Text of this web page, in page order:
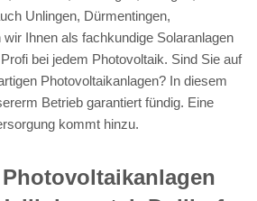
Unlingen, Dürmentingen,
Ihnen als fachkundige Solaranlagen
bei jedem Photovoltaik. Sind Sie auf
Photovoltaikanlagen? In diesem
Betrieb garantiert fündig. Eine
kommt hinzu.